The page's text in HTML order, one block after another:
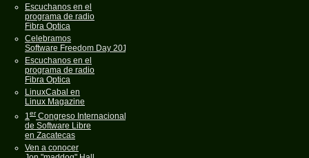
Escuchanos en el
programa de radio
Fibra Optica
Celebramos
Software Freedom Day 2011
Escuchanos en el
programa de radio
Fibra Optica
LinuxCabal en
Linux Magazine
1er Congreso Internacional
de Software Libre
en Zacatecas
Ven a conocer